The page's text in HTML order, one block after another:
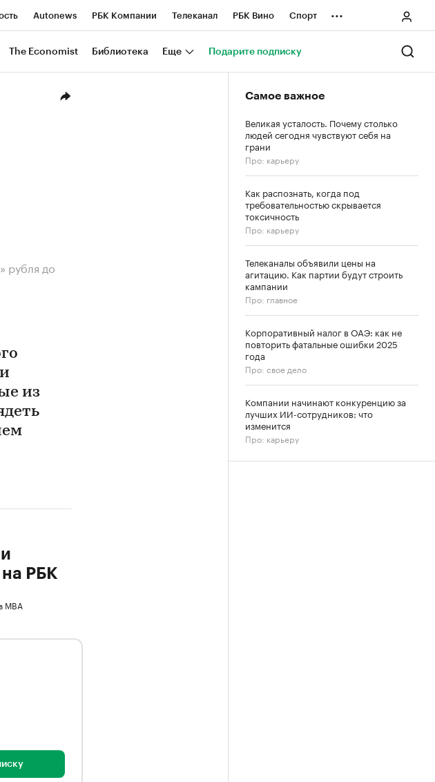
Autonews РБК Компании Телеканал РБК Вино Спорт
Визионеры Национальные проекты Город
...
The Economist Библиотека Еще Подарите подписку
рубля до
из
РБК
MBA
Самое важное
Великая усталость. Почему столько
людей сегодня чувствуют себя на
грани
Про: карьеру
Как распознать, когда под
требовательностью скрывается
токсичность
Про: карьеру
Телеканалы объявили цены на
агитацию. Как партии будут строить
кампании
Про: главное
Корпоративный налог в ОАЭ: как не
повторить фатальные ошибки 2025
года
Про: свое дело
Компании начинают конкуренцию за
лучших ИИ-сотрудников: что
изменится
Про: карьеру